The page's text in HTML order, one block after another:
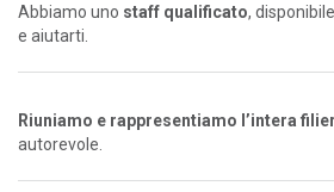
Abbiamo uno staff qualificato,
e aiutarti.
Riuniamo e rappresentiamo l’intera
autorevole.